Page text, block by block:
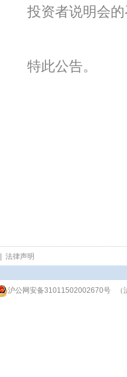
投资者说明会
特此公告。
法律声明
沪公网安备31011502002670号（